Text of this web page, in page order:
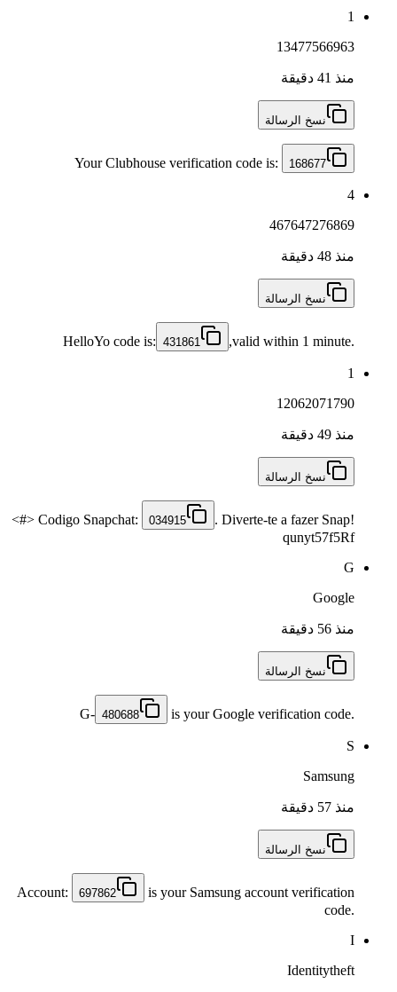
1
13477566963
منذ 41 دقيقة
نسخ الرسالة
Your Clubhouse verification code is: 168677
4
467647276869
منذ 48 دقيقة
نسخ الرسالة
HelloYo code is: 431861 ,valid within 1 minute.
1
12062071790
منذ 49 دقيقة
نسخ الرسالة
<#> Codigo Snapchat: 034915
. Diverte-te a fazer Snap!
qunyt57f5Rf
G
Google
منذ 56 دقيقة
نسخ الرسالة
G- 480688 is your Google verification code.
S
Samsung
منذ 57 دقيقة
نسخ الرسالة
Account: 697862
is your Samsung account verification
code.
I
Identitytheft